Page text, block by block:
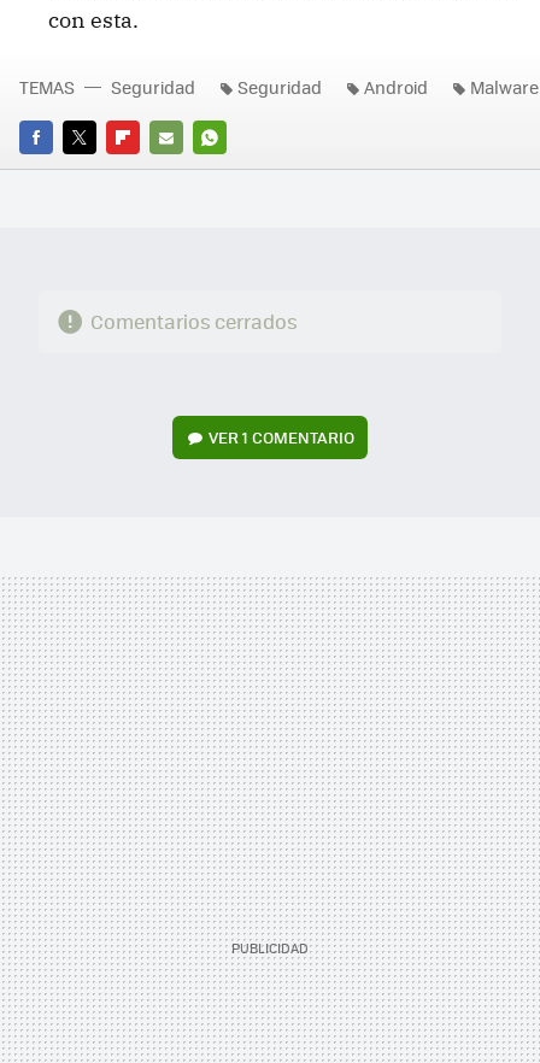
con esta.
FACEBOOK
TWITTERFLIPBOARD
E-
WHATSAPP
TEMAS Seguridad Seguridad Android Malware
Comentarios cerrados
VER1 COMENTARIO